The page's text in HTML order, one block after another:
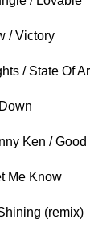
/ Victory
/ State Of
Ken /
Me Know
(remix)